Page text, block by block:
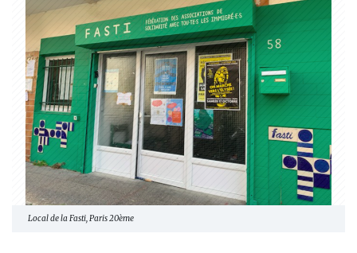
Local de la Fasti, Paris 20ème